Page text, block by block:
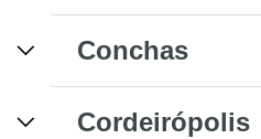
Conchas
Cordeirópolis